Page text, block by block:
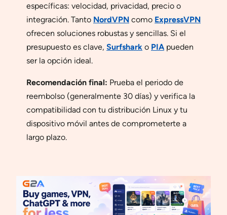
específicas: velocidad, privacidad, precio o
integración. Tanto NordVPN como ExpressVPN
ofrecen soluciones robustas y sencillas. Si el
presupuesto es clave, Surfshark o PIA pueden
ser la opción ideal.
Recomendación final: Prueba el periodo de
reembolso (generalmente 30 días) y verifica la
compatibilidad con tu distribución Linux y tu
dispositivo móvil antes de comprometerte a
largo plazo.